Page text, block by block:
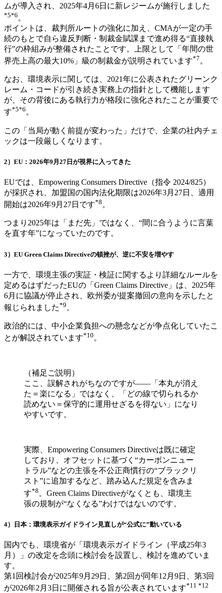
ムが導入され、2025年4月6日に新レジームが施行しました
*5*6 。
ポイントは、裁判所ルートの強化に加え、CMAが一定の手
続のもとで自ら違反判断・制裁金賦課まで進め得る“直接執
行”の枠組みが整備されたことです。上限として「年間の世
界売上高の最大10%」級の制裁金が説明されています*7 。
なお、環境表示に関しては、2021年に公表されたグリーンク
レーム・コードが引き続き実務上の指針として機能します
が、その背後にある執行力が格段に強化されたことが重要で
す*5*6。
この「当局が動く前提が変わった」だけで、企業の社内チェ
ックは一段厳しくなります。
2）EU：2026年9月27日が視界に入ってきた
EUでは、Empowering Consumers Directive（指令 2024/825）
が採択され、加盟国の国内法化期限は2026年3月27日、適用
開始は2026年9月27日です*8 。
つまり2025年は「まだ先」ではなく、“間に合うように言葉
を直す年”になっていたのです。
3）EU Green Claims Directiveの頓挫が、逆に不安を増やす
一方で、環境主張の実証・検証に関するより詳細なルールを
定めるはずだったEUの「Green Claims Directive」は、2025年
6月に協議が停止され、欧州委が提案撤回の意向を示したと
報じられました*9 。
政治的には、中小企業負担への懸念などが争点化していたこ
とが解説されています*10 。
（補足ご説明）
ここ、誤解されがちなのですが――「本丸が消え
た＝楽になる」ではなく、「どの線で切られるか
読めない＝保守的に運用せざるを得ない」になり
やすいです。
実際、Empowering Consumers Directiveは既に確定
しており、オフセットに基づく“カーボンニュー
トラル”などの主張を不公正商慣行の“ブラックリ
スト”に追加するなど、踏み込んだ規定を含みま
す*8 。Green Claims Directiveがなくとも、環境主
張の規制が“なくなる”わけではないのです。
4）日本：環境表示ガイドライン見直しが“公式に”動いている
国内でも、環境省が「環境表示ガイドライン（平成25年3
月）」の改定を念頭に検討会を設置し、検討を進めていま
す。
第1回検討会が2025年9月29日、第2回が同年12月9日、第3回
が2026年2月3日に開催される旨が公表されています*11 *12